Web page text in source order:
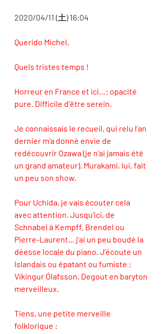
2020/04/11 (土) 16:04
Querido Michel,
Quels tristes temps !
Horreur en France et ici…: opacité
pure. Difficile d’être serein.
Je connaissais le recueil, qui relu l’an
dernier m’a donné envie de
redécouvrir Ozawa (je n’ai jamais été
un grand amateur). Murakami, lui, fait
un peu son show.
Pour Uchida, je vais écouter cela
avec attention. Jusqu’ici, de
Schnabel à Kempff, Brendel ou
Pierre-Laurent... j’ai un peu boudé la
déesse locale du piano. J’écoute un
Islandais ou épatant ou fumiste :
Vikingur Ólafsson. Degout en baryton
merveilleux.
Tiens, une petite merveille
folklorique :